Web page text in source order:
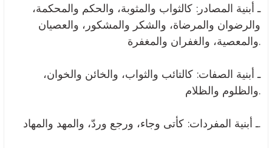
ـ أبنية المصادر: كالثواب والمثوبة، والحكم والمحكمة،
والرضوان والمرضاة، والشكر والمشكور، والعصيان
والمعصية، والغفران والمغفرة.
ـ أبنية الصفات: كالتائب والثواب، والخائن والخوان،
والظلوم والظلام.
ـ أبنية المفردات: كأتى وجاء، ورجع وردّ، والمهد والمهاد.